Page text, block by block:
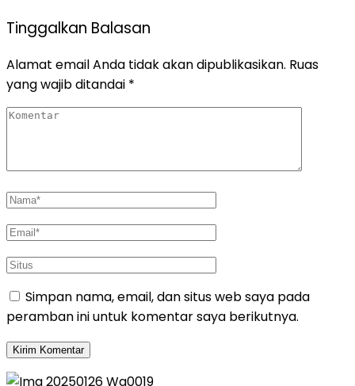
Tinggalkan Balasan
Alamat email Anda tidak akan dipublikasikan. Ruas
yang wajib ditandai *
Simpan nama, email, dan situs web saya pada
peramban ini untuk komentar saya berikutnya.